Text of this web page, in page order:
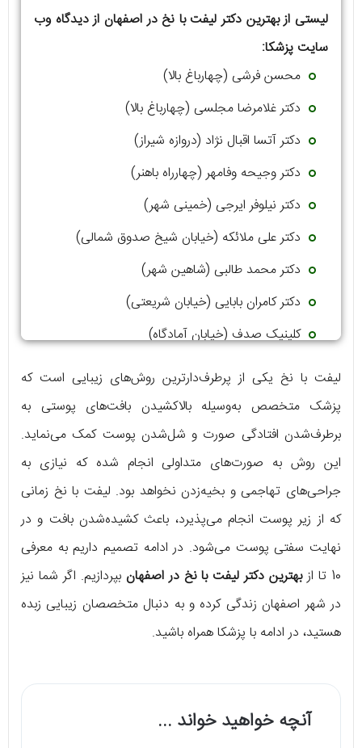
لیستی از بهترین دکتر لیفت با نخ در اصفهان از دیدگاه وب
سایت پزشکا:
محسن فرشی (چهارباغ بالا)
دکتر غلامرضا مجلسی (چهارباغ بالا)
دکتر آتسا اقبال نژاد (دروازه شیراز)
دکتر وجیحه وفامهر (چهارراه باهنر)
دکتر نیلوفر ایرجی (خمینی شهر)
دکتر علی ملائکه (خیابان شیخ صدوق شمالی)
دکتر محمد طالبی (شاهین شهر)
دکتر کامران بابایی (خیابان شریعتی)
کلینیک صدف (خیابان آمادگاه)
دکتر رامین مدرسی (خیابان مرداویج)
لیفت با نخ یکی از پرطرف‌دارترین روش‌های زیبایی است که
پزشک متخصص به‌وسیله بالاکشیدن بافت‌های پوستی به
برطرف‌شدن افتادگی صورت و شل‌شدن پوست کمک می‌نماید.
این روش به صورت‌های متداولی انجام شده که نیازی به
جراحی‌های تهاجمی و بخیه‌زدن نخواهد بود. لیفت با نخ زمانی
که از زیر پوست انجام می‌پذیرد، باعث کشیده‌شدن بافت و در
نهایت سفتی پوست می‌شود. در ادامه تصمیم داریم به معرفی
10 تا از
بهترین دکتر لیفت با نخ در اصفهان بپردازیم. اگر شما نیز
در شهر اصفهان زندگی کرده و به دنبال متخصصان زیبایی زبده
هستید، در ادامه با پزشکا همراه باشید.
آنچه خواهید خواند ...